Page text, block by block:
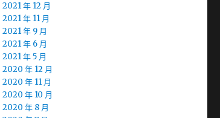
2021 年 12 月
2021 年 11 月
2021 年 9 月
2021 年 6 月
2021 年 5 月
2020 年 12 月
2020 年 11 月
2020 年 10 月
2020 年 8 月